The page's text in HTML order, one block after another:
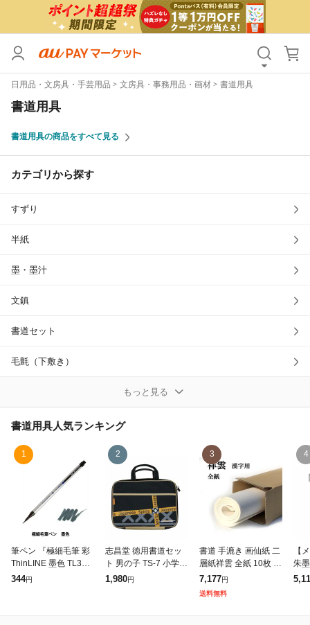
日用品・文房具・手芸用品 文房具・事務用品・画材 書道用具
書道用具
書道用具の商品をすべて見る
カテゴリから探す
すずり
半紙
墨・墨汁
文鎮
書道セット
毛氈（下敷き）
筆
その他書道用具
もっと見る
書道用具人気ランキング
1
筆ペン 『極細毛筆 彩
ThinLINE 墨色 TL300-
01』 akashiya 奈良筆
344円
2
志昌堂 徳用書道セッ
ト 男の子 TS-7 小学生
シンプル 書道用品 お
1,980円
3
書道 手漉き 画仙紙 二
層紙祥雲 全紙 10枚 漢
字用 特厚口 激しい筆
使いでも破れず、にじ
7,177円
送料無料
4
【
朱
G8-
カテゴリ すべて
価格 すべて
Pontaパス特典対象すべて
除外ワード